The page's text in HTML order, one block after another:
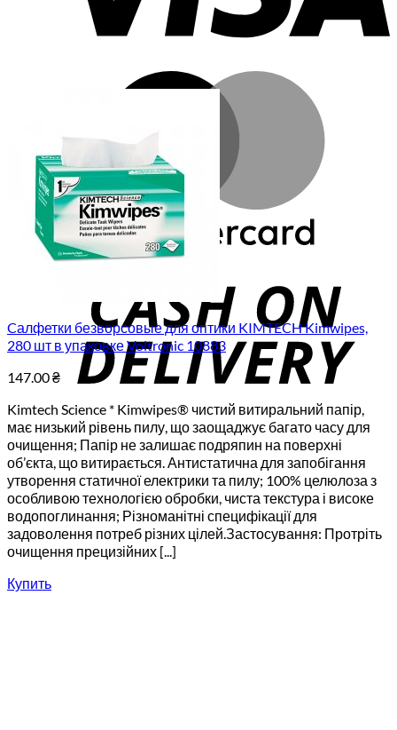
Cалфетки безворсовые для оптики KIMTECH Kimwipes,
280 шт в упаковке Voltronic 10883
147.00₴
Kimtech Science * Kimwipes® чистий витиральний папір,
має низький рівень пилу, що заощаджує багато часу для
очищення; Папір не залишає подряпин на поверхні
об’єкта, що витирається. Антистатична для запобігання
утворення статичної електрики та пилу; 100% целюлоза з
особливою технологією обробки, чиста текстура і високе
водопоглинання; Різноманітні специфікації для
задоволення потреб різних цілей.Застосування: Протріть
очищення прецизійних [...]
Купить